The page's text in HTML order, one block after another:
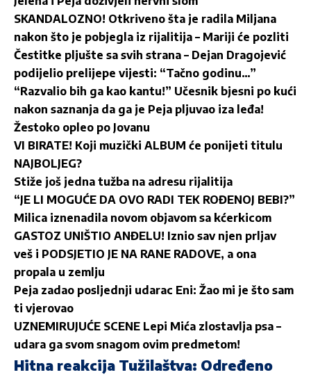
SKANDALOZNO! Otkriveno šta je radila Miljana
nakon što je pobjegla iz rijalitija – Mariji će pozliti
Čestitke pljušte sa svih strana – Dejan Dragojević
podijelio prelijepe vijesti: “Tačno godinu…”
“Razvalio bih ga kao kantu!” Učesnik bjesni po kući
nakon saznanja da ga je Peja pljuvao iza leđa!
Žestoko opleo po Jovanu
VI BIRATE! Koji muzički ALBUM će ponijeti titulu
NAJBOLJEG?
Stiže još jedna tužba na adresu rijalitija
“JE LI MOGUĆE DA OVO RADI TEK ROĐENOJ BEBI?”
Milica iznenadila novom objavom sa kćerkicom
GASTOZ UNIŠTIO ANĐELU! Iznio sav njen prljav
veš i PODSJETIO JE NA RANE RADOVE, a ona
propala u zemlju
Peja zadao posljednji udarac Eni: Žao mi je što sam
ti vjerovao
UZNEMIRUJUĆE SCENE Lepi Mića zlostavlja psa –
udara ga svom snagom ovim predmetom!
Hitna reakcija Tužilaštva: Određeno